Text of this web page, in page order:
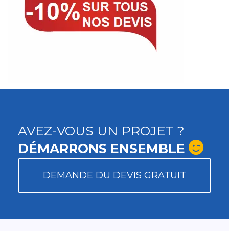
AVEZ-VOUS UN PROJET ?
DÉMARRONS ENSEMBLE
DEMANDE DU DEVIS GRATUIT